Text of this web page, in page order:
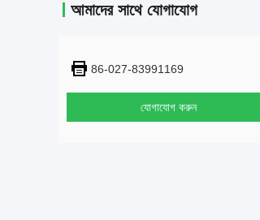
আমাদের সাথে যোগাযোগ
86-027-83991169
যোগাযোগ করুন